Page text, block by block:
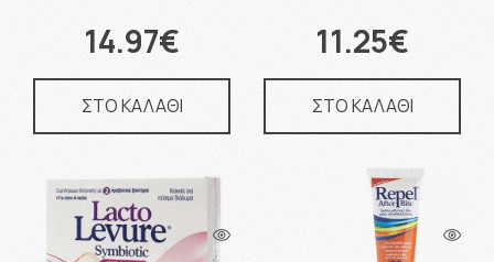
14.97€
ΣΤΟ ΚΑΛΑΘΙ
11.25€
ΣΤΟ ΚΑΛΑΘΙ